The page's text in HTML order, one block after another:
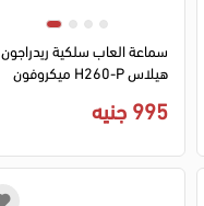
سماعة العاب سلكية ريدراجون
هيلاس H260-P ميكروفون
ابيض
995 جنيه